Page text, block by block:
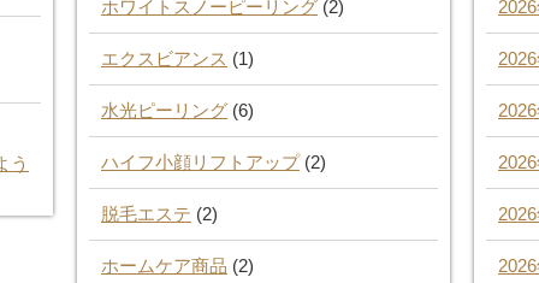
う
ホワイトスノーピーリング (2)
エクスビアンス (1)
水光ピーリング (6)
ハイフ小顔リフトアップ(2)
脱毛エステ (2)
ホームケア商品 (2)